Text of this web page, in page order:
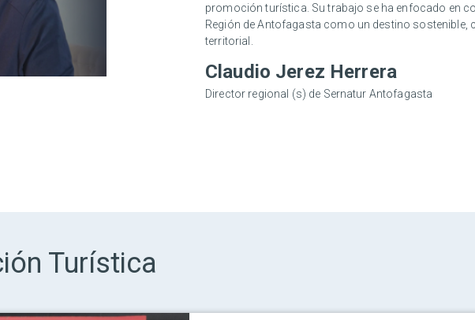
promoción turística. Su trabajo se ha enfocado en
Región de Antofagasta como un destino sostenible,
territorial.
Claudio Jerez Herrera
Director regional (s) de Sernatur Antofagasta
Turística